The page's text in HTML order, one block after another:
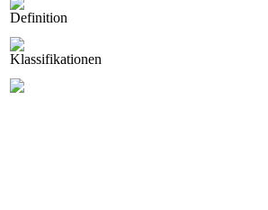
Definition
Klassifikationen